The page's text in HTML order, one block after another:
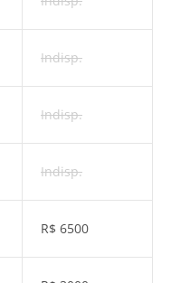
Indisp.
Indisp.
Indisp.
R$ 6500